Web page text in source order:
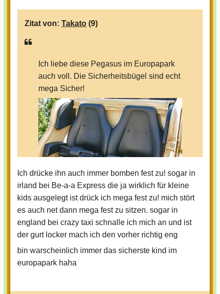
Zitat von: Takato (9)
Ich liebe diese Pegasus im Europapark
auch voll. Die Sicherheitsbügel sind echt
mega Sicher!
Ich drücke auch immer bis in die aller
engste einraststufe zu, ansonsten würde
legt ebenfalls viel wert auf die Sicherheit
Ich drücke ihn auch immer bomben fest zu! sogar in
irland bei Be-a-a Express die ja wirklich für kleine
kids ausgelegt ist drück ich mega fest zu! mich stört
es auch net dann mega fest zu sitzen. sogar in
england bei crazy taxi schnalle ich mich an und ist
der gurt locker mach ich den vorher richtig eng
bin warscheinlich immer das sicherste kind im
europapark haha